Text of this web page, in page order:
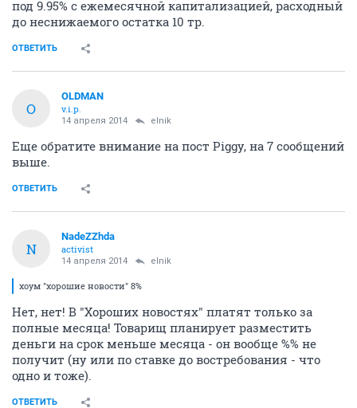
под 9.95% с ежемесячной капитализацией, расходный
до неснижаемого остатка 10 тр.
ОТВЕТИТЬ
O
OLDMAN
v.i.p.
14 апреля 2014 elnik
Еще обратите внимание на пост Piggy, на 7 сообщений
выше.
ОТВЕТИТЬ
N
NadeZZhda
activist
14 апреля 2014 elnik
хоум "хорошие новости" 8%
Нет, нет! В "Хороших новостях" платят только за
полные месяца! Товарищ планирует разместить
деньги на срок меньше месяца - он вообще %% не
получит (ну или по ставке до востребования - что
одно и тоже).
ОТВЕТИТЬ